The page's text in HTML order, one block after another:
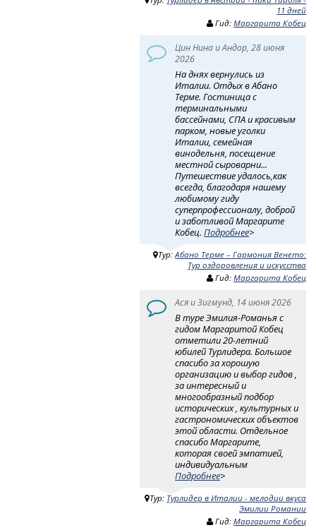
11 дней
Гид:Маргарита Кобец
Цин Нина и Андор, 28 июня
2026
На днях вернулись из
Италии. Отдых в Абано
Терме. Гостиница с
терминальными
бассейнами, СПА и красивым
парком, новые уголки
Италии, семейная
винодельня, посещение
местной сыроварни...
Путешествие удалось,как
всегда, благодаря нашему
любимому гиду
суперпрофессионалу, доброй
и заботливой Маргарите
Кобец.Подробнее>
Тур:Абано Терме – Гармония Венето:
Тур оздоровления и искусства
Гид:Маргарита Кобец
Ася и Зигмунд, 14 июня 2026
В туре Эмилия-Романья с
гидом Маргаритой Кобец
отметили 20-летний
юбилей Турлидера. Большое
спасибо за хорошую
организацию и выбор гидов ,
за интересный и
многообразный подбор
исторических , культурных и
гастрономических объектов
этой области. Отдельное
спасибо Маргарите,
которая своей эмпатией,
индивидуальным
Подробнее>
Тур: Турлидер в Италии - мелодии вкуса
Эмилии Романии
Гид:Маргарита Кобец